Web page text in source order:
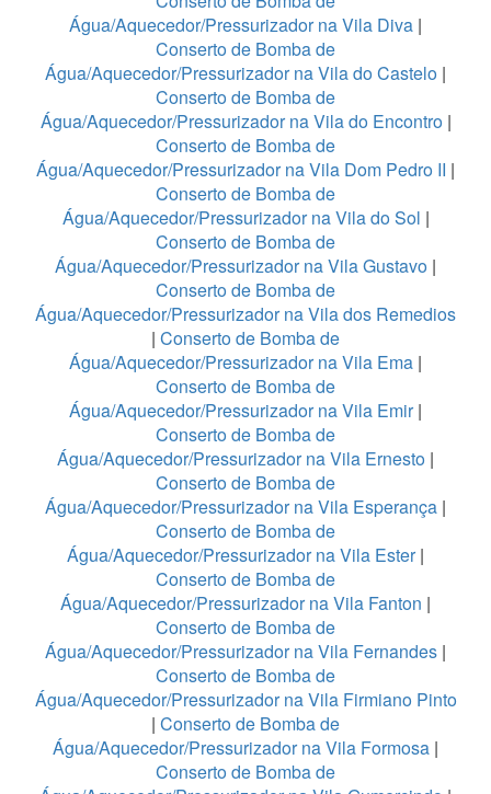
Água/Aquecedor/Pressurizador na Vila Diva |
Conserto de Bomba de
Água/Aquecedor/Pressurizador na Vila do Castelo |
Conserto de Bomba de
Água/Aquecedor/Pressurizador na Vila do Encontro|
Conserto de Bomba de
Água/Aquecedor/Pressurizador na Vila Dom Pedro II |
Conserto de Bomba de
Água/Aquecedor/Pressurizador na Vila do Sol |
Conserto de Bomba de
Água/Aquecedor/Pressurizador na Vila Gustavo |
Conserto de Bomba de
Água/Aquecedor/Pressurizador na Vila dos Remedios
| Conserto de Bomba de
Água/Aquecedor/Pressurizador na Vila Ema |
Conserto de Bomba de
Água/Aquecedor/Pressurizador na Vila Emir|
Conserto de Bomba de
Água/Aquecedor/Pressurizador na Vila Ernesto |
Conserto de Bomba de
Água/Aquecedor/Pressurizador na Vila Esperança |
Conserto de Bomba de
Água/Aquecedor/Pressurizador na Vila Ester|
Conserto de Bomba de
Água/Aquecedor/Pressurizador na Vila Fanton |
Conserto de Bomba de
Água/Aquecedor/Pressurizador na Vila Fernandes |
Conserto de Bomba de
Água/Aquecedor/Pressurizador na Vila Firmiano Pinto
| Conserto de Bomba de
Água/Aquecedor/Pressurizador na Vila Formosa |
Conserto de Bomba de